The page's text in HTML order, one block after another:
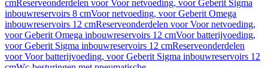
cmReserveonderdelen voor Voor netvoeding, voor Geberit Sigma
inbouwreservoirs 8 cmVoor netvoeding, voor Geberit Omega
inbouwreservoirs 12 cmReserveonderdelen voor Voor netvoeding,
voor Geberit Omega inbouwreservoirs 12 cmVoor batterijvoeding,
voor Geberit Sigma inbouwreservoirs 12 cmReserveonderdelen
voor Voor batterijvoeding, voor Geberit Sigma inbouwreservoirs 12